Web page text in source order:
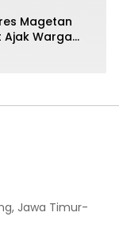
Magetan
Ajak Warga
Jawa Timur-